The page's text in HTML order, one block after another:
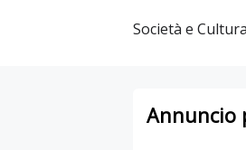
Società e Cultura
Annuncio